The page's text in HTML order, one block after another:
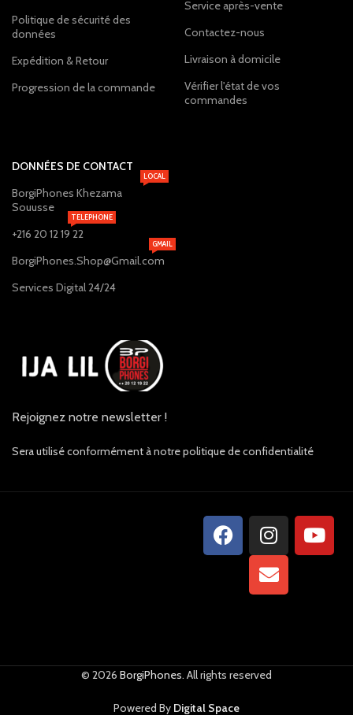
Politique de sécurité des
données
Expédition & Retour
Progression de la commande
Service après-vente
Contactez-nous
Livraison à domicile
Vérifier l'état de vos
commandes
DONNÉES DE CONTACT
BorgiPhones Khezama
Souusse
LOCAL
+216 20 12 19 22
TELEPHONE
BorgiPhones.Shop@Gmail.com
GMAIL
Services Digital 24/24
Rejoignez notre newsletter !
Sera utilisé conformément à notre politique de confidentialité
© 2026 BorgiPhones. All rights reserved
Powered By Digital Space